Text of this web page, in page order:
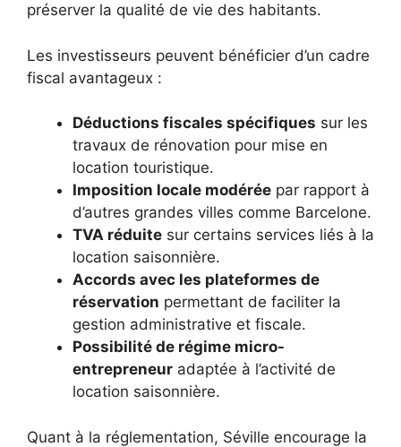
préserver la qualité de vie des habitants.
Les investisseurs peuvent bénéficier d’un cadre
fiscal avantageux :
Déductions fiscales spécifiques sur les
travaux de rénovation pour mise en
location touristique.
Imposition locale modérée par rapport à
d’autres grandes villes comme Barcelone.
TVA réduite sur certains services liés à la
location saisonnière.
Accords avec les plateformes de
réservation permettant de faciliter la
gestion administrative et fiscale.
Possibilité de régime micro-
entrepreneur adaptée à l’activité de
location saisonnière.
Quant à la réglementation, Séville encourage la